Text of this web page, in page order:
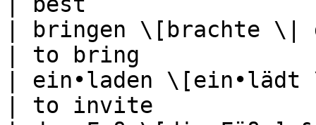
| bringen \[brachte \|
| to bring
| ein•laden
| to invite